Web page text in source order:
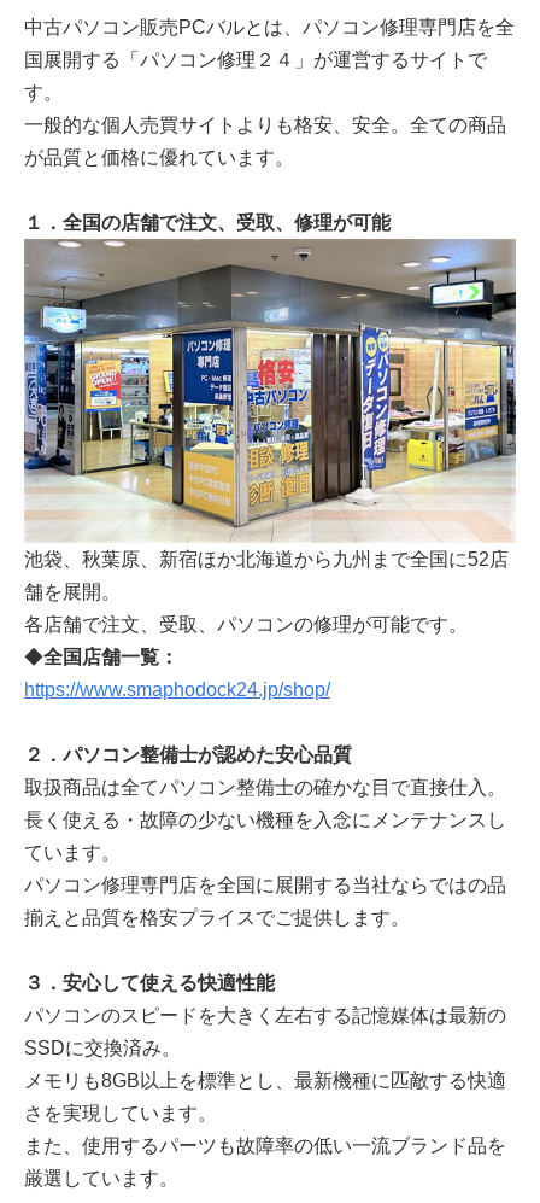
中古パソコン販売PCバルとは、パソコン修理専門店を全
国展開する「パソコン修理２４」が運営するサイトで
す。
一般的な個人売買サイトよりも格安、安全。全ての商品
が品質と価格に優れています。
１．全国の店舗で注文、受取、修理が可能
池袋、秋葉原、新宿ほか北海道から九州まで全国に52店
舗を展開。
各店舗で注文、受取、パソコンの修理が可能です。
◆全国店舗一覧：
https://www.smaphodock24.jp/shop/
２．パソコン整備士が認めた安心品質
取扱商品は全てパソコン整備士の確かな目で直接仕入。
長く使える・故障の少ない機種を入念にメンテナンスし
ています。
パソコン修理専門店を全国に展開する当社ならではの品
揃えと品質を格安プライスでご提供します。
３．安心して使える快適性能
パソコンのスピードを大きく左右する記憶媒体は最新の
SSDに交換済み。
メモリも8GB以上を標準とし、最新機種に匹敵する快適
さを実現しています。
また、使用するパーツも故障率の低い一流ブランド品を
厳選しています。